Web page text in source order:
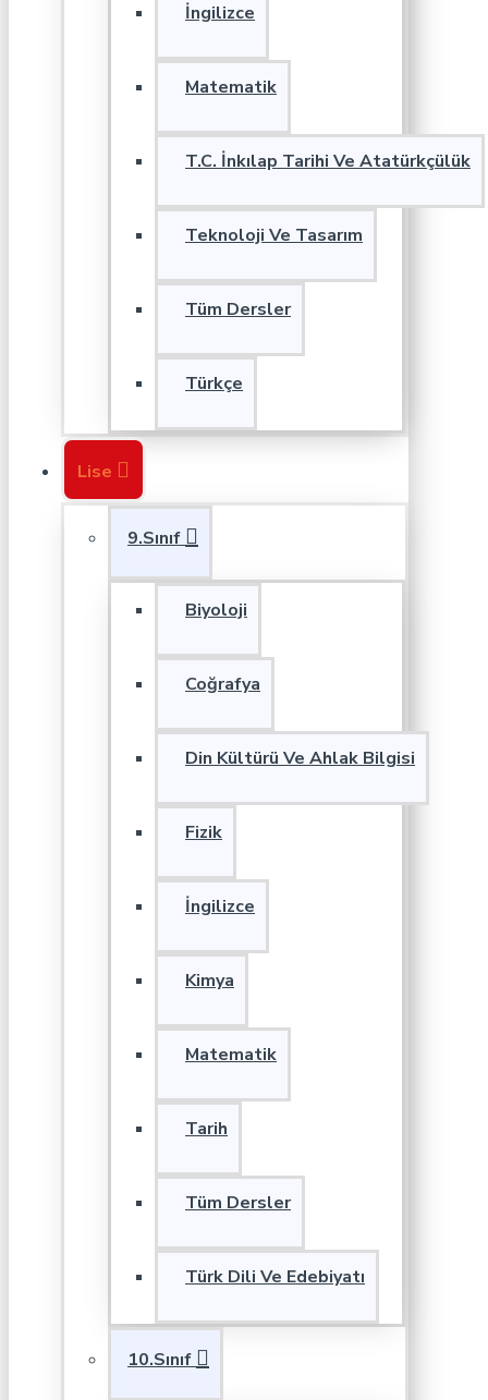
İngilizce
Matematik
T.C. İnkılap Tarihi Ve Atatürkçülük
Teknoloji Ve Tasarım
Tüm Dersler
Türkçe
Lise
9.Sınıf
Biyoloji
Coğrafya
Din Kültürü Ve Ahlak Bilgisi
Fizik
İngilizce
Kimya
Matematik
Tarih
Tüm Dersler
Türk Dili Ve Edebiyatı
10.Sınıf